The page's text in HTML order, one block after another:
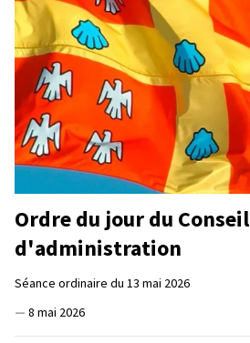
Ordre du jour du Conseil
d'administration
Séance ordinaire du 13 mai 2026
— 8 mai 2026